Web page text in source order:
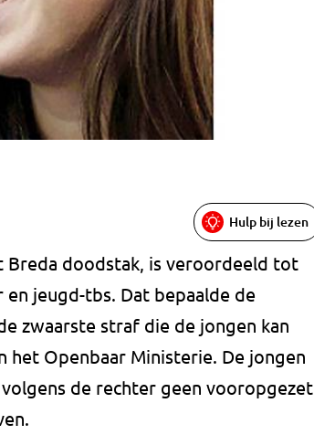
Hulp bij lezen
Breda doodstak, is veroordeeld tot
jeugd-tbs. Dat bepaalde de
zwaarste straf die de jongen kan
het Openbaar Ministerie. De jongen
de rechter geen vooropgezet